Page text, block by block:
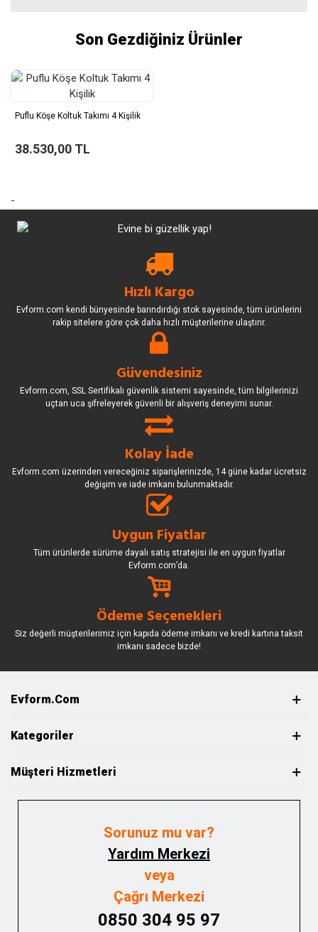
Son Gezdiğiniz Ürünler
Puflu Köşe Koltuk Takımı 4 Kişilik
38.530,00 TL
-
Hızlı Kargo
Evform.com kendi bünyesinde barındırdığı stok sayesinde, tüm ürünlerini
rakip sitelere göre çok daha hızlı müşterilerine ulaştırır.
Güvendesiniz
Evform.com, SSL Sertifikalı güvenlik sistemi sayesinde, tüm bilgilerinizi
uçtan uca şifreleyerek güvenli bir alışveriş deneyimi sunar.
Kolay İade
Evform.com üzerinden vereceğiniz siparişlerinizde, 14 güne kadar ücretsiz
değişim ve iade imkanı bulunmaktadır.
Uygun Fiyatlar
Tüm ürünlerde sürüme dayalı satış stratejisi ile en uygun fiyatlar
Evform.com’da.
Ödeme Seçenekleri
Siz değerli müşterilerimiz için kapıda ödeme imkanı ve kredi kartına taksit
imkanı sadece bizde!
Evform.com
Kategoriler
Müşteri Hizmetleri
Sorunuz mu var?
Yardım Merkezi
veya
Çağrı Merkezi
0850 304 95 97